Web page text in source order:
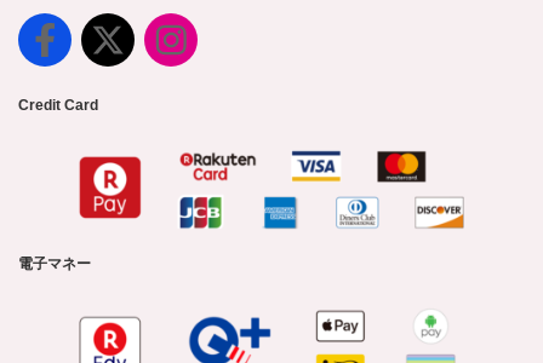
Credit Card
電子マネー